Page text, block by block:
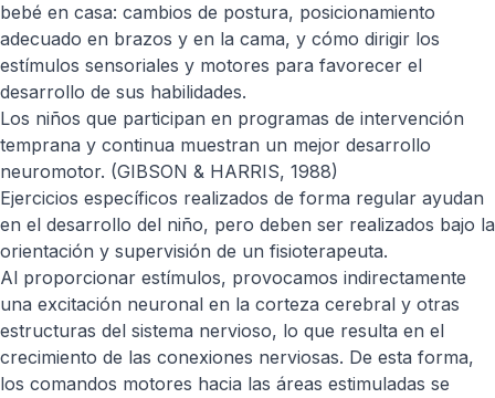
bebé en casa: cambios de postura, posicionamiento
adecuado en brazos y en la cama, y cómo dirigir los
estímulos sensoriales y motores para favorecer el
desarrollo de sus habilidades.
Los niños que participan en programas de intervención
temprana y continua muestran un mejor desarrollo
neuromotor. (GIBSON & HARRIS, 1988)
Ejercicios específicos realizados de forma regular ayudan
en el desarrollo del niño, pero deben ser realizados bajo la
orientación y supervisión de un fisioterapeuta.
Al proporcionar estímulos, provocamos indirectamente
una excitación neuronal en la corteza cerebral y otras
estructuras del sistema nervioso, lo que resulta en el
crecimiento de las conexiones nerviosas. De esta forma,
los comandos motores hacia las áreas estimuladas se